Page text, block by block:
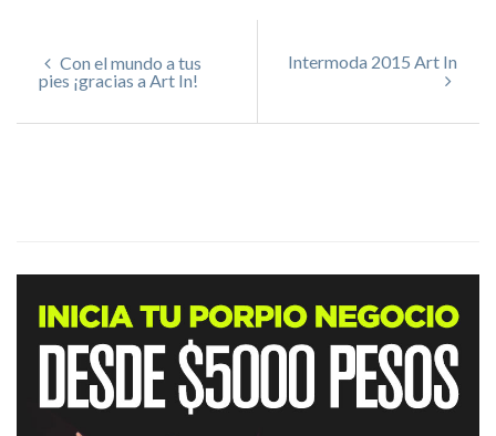
Con el mundo a tus
pies ¡gracias a Art In!
Intermoda 2015 Art In